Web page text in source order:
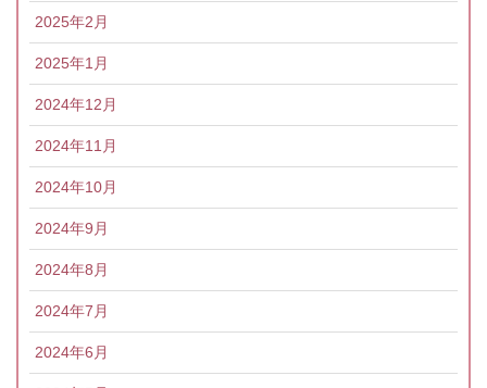
2025年2月
2025年1月
2024年12月
2024年11月
2024年10月
2024年9月
2024年8月
2024年7月
2024年6月